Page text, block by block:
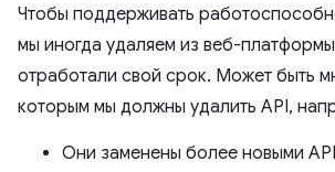
Чтобы поддерживать
мы иногда удаляем из веб-
отработали свой срок. Может быть
которым мы должны удалить API,
Они заменены более новыми